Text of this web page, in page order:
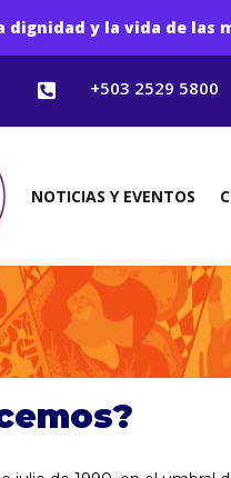
dignidad y la vida de las
 +503 2529 5800
NOTICIAS Y EVENTOS